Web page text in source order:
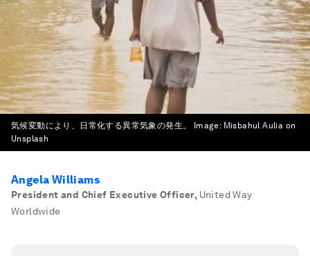
気候変動により、日常化する異常気象の発生。 Image: Misbahul Aulia on
Unsplash
Angela Williams
President and Chief Executive Officer, United Way
Worldwide